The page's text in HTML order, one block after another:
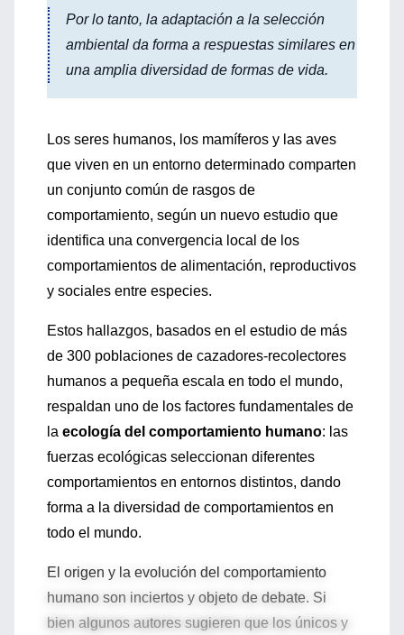
Por lo tanto, la adaptación a la selección
ambiental da forma a respuestas similares en
una amplia diversidad de formas de vida.
Los seres humanos, los mamíferos y las aves
que viven en un entorno determinado comparten
un conjunto común de rasgos de
comportamiento, según un nuevo estudio que
identifica una convergencia local de los
comportamientos de alimentación, reproductivos
y sociales entre especies.
Estos hallazgos, basados en el estudio de más
de 300 poblaciones de cazadores-recolectores
humanos a pequeña escala en todo el mundo,
respaldan uno de los factores fundamentales de
la ecología del comportamiento humano: las
fuerzas ecológicas seleccionan diferentes
comportamientos en entornos distintos, dando
forma a la diversidad de comportamientos en
todo el mundo.
El origen y la evolución del comportamiento
humano son inciertos y objeto de debate. Si
bien algunos autores sugieren que los únicos y